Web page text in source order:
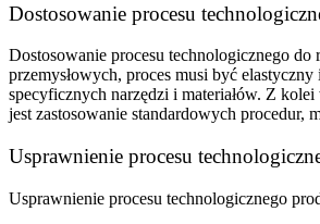
Dostosowanie procesu
Dostosowanie procesu technologicznego
przemysłowych, proces musi być
specyficznych narzędzi i materiałów. Z
jest zastosowanie standardowych
Usprawnienie procesu
Usprawnienie procesu technologicznego